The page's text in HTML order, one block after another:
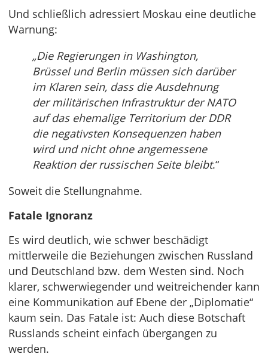
Und schließlich adressiert Moskau eine deutliche
Warnung:
„Die Regierungen in Washington,
Brüssel und Berlin müssen sich darüber
im Klaren sein, dass die Ausdehnung
der militärischen Infrastruktur der NATO
auf das ehemalige Territorium der DDR
die negativsten Konsequenzen haben
wird und nicht ohne angemessene
Reaktion der russischen Seite bleibt.“
Soweit die Stellungnahme.
Fatale Ignoranz
Es wird deutlich, wie schwer beschädigt
mittlerweile die Beziehungen zwischen Russland
und Deutschland bzw. dem Westen sind. Noch
klarer, schwerwiegender und weitreichender kann
eine Kommunikation auf Ebene der „Diplomatie“
kaum sein. Das Fatale ist: Auch diese Botschaft
Russlands scheint einfach übergangen zu
werden.